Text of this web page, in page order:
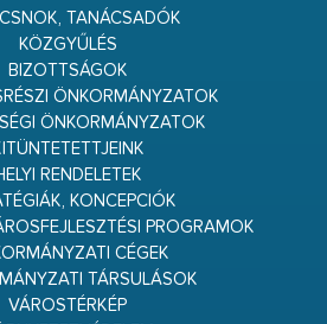
TANÁCSADÓK
KÖZGYŰLÉS
BIZOTTSÁGOK
ÖNKORMÁNYZATOK
ÖNKORMÁNYZATOK
RENDELETEK
KONCEPCIÓK
PROGRAMOK
CÉGEK
TÁRSULÁSOK
VÁROSTÉRKÉP